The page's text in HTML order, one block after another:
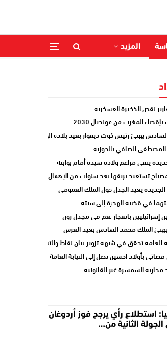
المزيد
نقص الذخيرة العسكرية
المغرب من مونديال 2030
يهنئ رئيس كوت ديفوار بعيد بلاده الوطني
المصطفى الصافي بالحوزية
ينفي مزاعم ولادة سيدة أمام بوابته
تستعيد بريقها بعد سنوات من الإهمال
يعيد الجدل حول الملك العمومي
إسرائيليين بانفجار لغم في مجدل زون
يهنئ الملك محمد السادس بعيد العرش
العامة تحقق في شبهة تزوير بيان نقاط والتشهير بطالب
بأولاد احسين تصل إلى النيابة العامة
السمسرة غير القانونية
استطلاع رأي يرجح فوز أردوغان
الثانية من…